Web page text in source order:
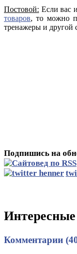
Постовой: Если вас
товаров, то можно
тренажеры и другой
Подпишись на
Комментарии